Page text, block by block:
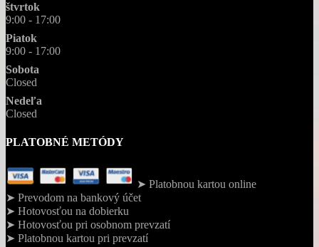
štvrtok
9:00 - 17:00
Piatok
9:00 - 17:00
Sobota
Closed
Nedeľa
Closed
PLATOBNÉ METÓDY
➤ Platobnou kartou online
➤ Prevodom na bankový účet
➤ Hotovosťou na dobierku
➤ Hotovosťou pri osobnom prevzatí
➤ Platobnou kartou pri prevzatí